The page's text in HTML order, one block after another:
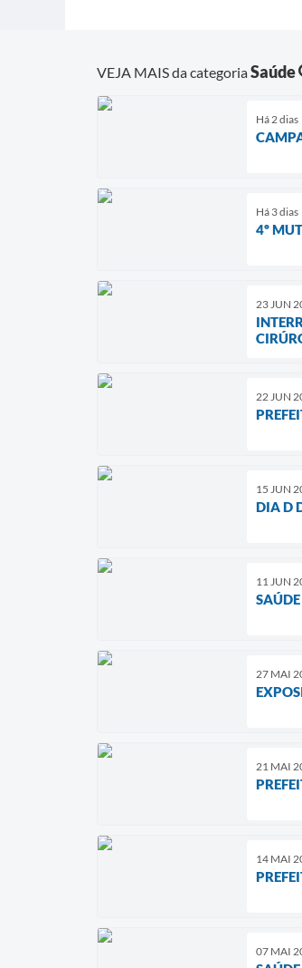
VEJA MAIS da categoriaSaúde
Há 2 dias
Há 3 dias
4º
23 JUN
22 JUN
15 JUN
DIA D
11 JUN
27 MAI
21 MAI
14 MAI
07 MAI